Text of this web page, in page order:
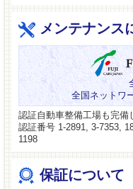
メンテナンス
全国ネットワ
認証自動車整備工場も完備
認証番号 1-2891, 3-7353,
1198
保証について